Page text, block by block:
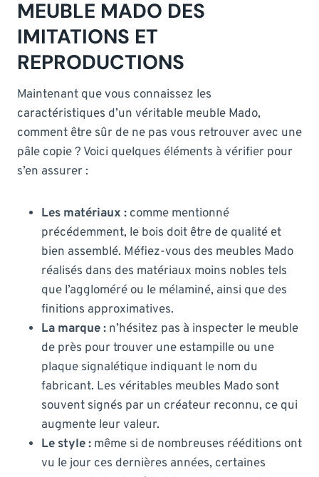
MEUBLE MADO DES
IMITATIONS ET
REPRODUCTIONS
Maintenant que vous connaissez les
caractéristiques d’un véritable meuble Mado,
comment être sûr de ne pas vous retrouver avec une
pâle copie ? Voici quelques éléments à vérifier pour
s’en assurer :
Les matériaux : comme mentionné
précédemment, le bois doit être de qualité et
bien assemblé. Méfiez-vous des meubles Mado
réalisés dans des matériaux moins nobles tels
que l’aggloméré ou le mélaminé, ainsi que des
finitions approximatives.
La marque : n’hésitez pas à inspecter le meuble
de près pour trouver une estampille ou une
plaque signalétique indiquant le nom du
fabricant. Les véritables meubles Mado sont
souvent signés par un créateur reconnu, ce qui
augmente leur valeur.
Le style : même si de nombreuses rééditions ont
vu le jour ces dernières années, certaines